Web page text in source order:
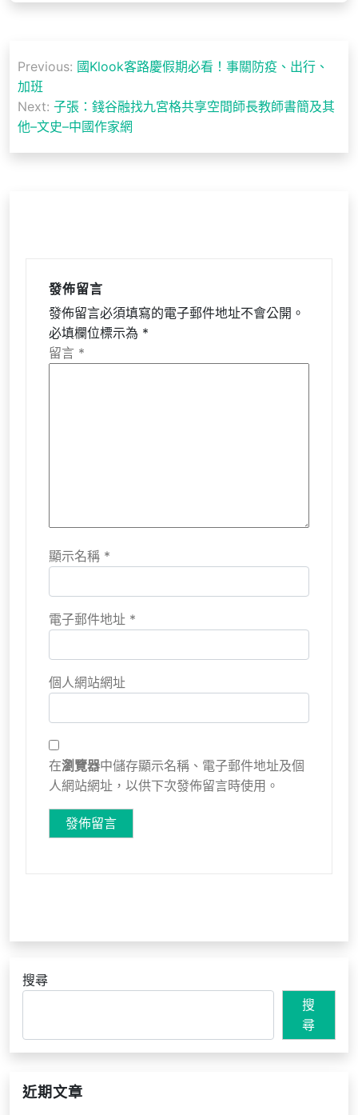
章
導
覽
Previous: 國Klook客路慶假期必看！事關防疫、出行、
加班
Next: 子張：錢谷融找九宮格共享空間師長教師書簡及其
他–文史–中國作家網
發佈留言
發佈留言必須填寫的電子郵件地址不會公開。
必填欄位標示為 *
留言 *
顯示名稱 *
電子郵件地址 *
個人網站網址
在瀏覽器中儲存顯示名稱、電子郵件地址及個
人網站網址，以供下次發佈留言時使用。
搜尋
搜
尋
近期文章